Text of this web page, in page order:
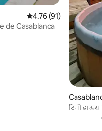
5 पैकी 4.76 सरासरी रेटिंग,
4.76 (91)
de Casablanca
टिनी